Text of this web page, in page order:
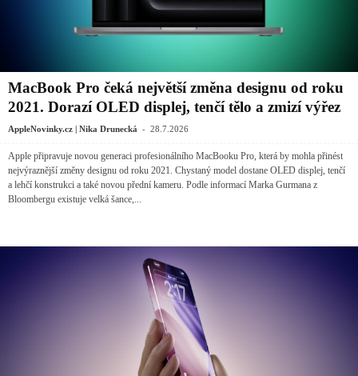
MacBook Pro čeká největší změna designu od roku
2021. Dorazí OLED displej, tenčí tělo a zmizí výřez
AppleNovinky.cz | Nika Drunecká - 28.7.2026
Apple připravuje novou generaci profesionálního MacBooku Pro, která by mohla přinést
nejvýraznější změny designu od roku 2021. Chystaný model dostane OLED displej, tenčí
a lehčí konstrukci a také novou přední kameru. Podle informací Marka Gurmana z
Bloombergu existuje velká šance,...